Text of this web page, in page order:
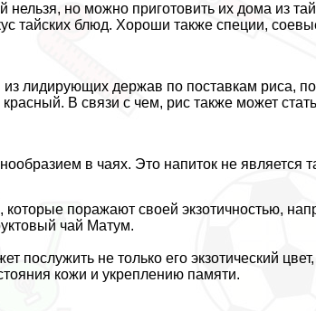
но можно приготовить их дома из
тайских блюд. Хороши также специи,
лидирующих держав по поставкам риса,
В связи с чем, рис также может
в чаях. Это напиток не является
которые поражают своей экзотичностью,
чай Матум.
послужить не только его экзотический
кожи и укреплению памяти.